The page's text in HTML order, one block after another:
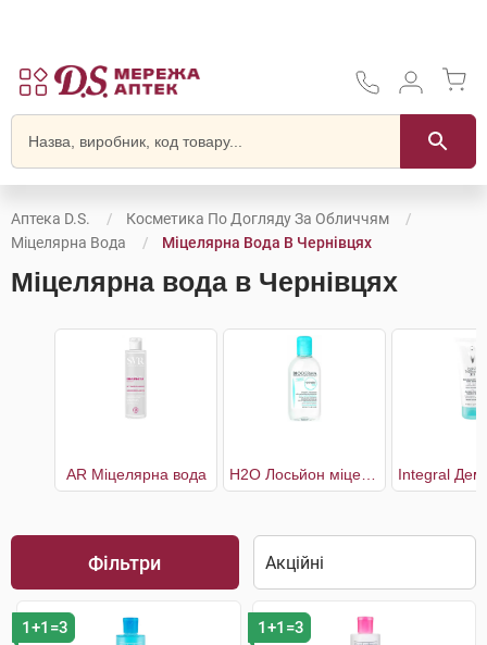
Аптека D.S.
Косметика По Догляду За Обличчям
Міцелярна Вода
Міцелярна Вода В Чернівцях
Міцелярна вода в Чернівцях
AR Міцелярна вода
Фільтри
1+1=3 1+1=3